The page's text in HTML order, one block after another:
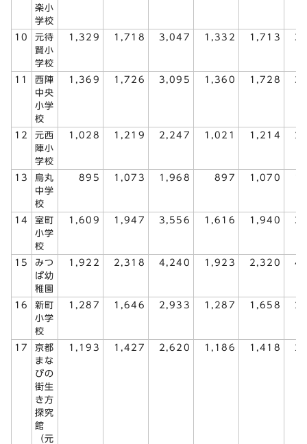
楽小
学校
10
元待
賢小
学校
1,329 1,718 3,047 1,332 1,713
11
西陣
中央
小学
校
1,369 1,726 3,095 1,360 1,728
12
元西
陣小
学校
1,028 1,219 2,247 1,021 1,214
13
烏丸
中学
校
895 1,073 1,968 897 1,070
14
室町
小学
校
1,609 1,947 3,556 1,616 1,940
15
みつ
ば幼
稚園
1,922 2,318 4,240 1,923 2,320
16
新町
小学
校
1,287 1,646 2,933 1,287 1,658
17
京都
まな
びの
街生
き方
探究
館
（元
1,193 1,427 2,620 1,186 1,418